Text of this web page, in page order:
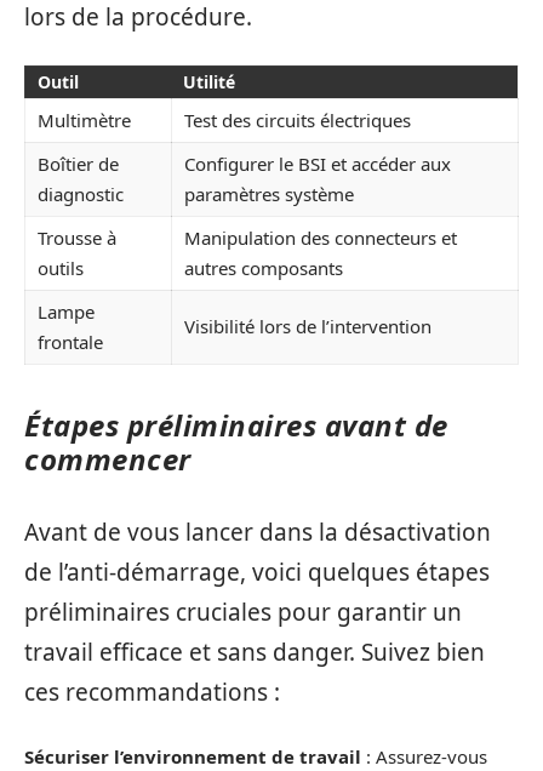
lors de la procédure.
Outil Utilité
Multimètre
Test des circuits électriques
Boîtier de
diagnostic
Configurer le BSI et accéder aux
paramètres système
Trousse à
outils
Manipulation des connecteurs et
autres composants
Lampe
frontale
Visibilité lors de l’intervention
Étapes préliminaires avant de
commencer
Avant de vous lancer dans la désactivation
de l’anti-démarrage, voici quelques étapes
préliminaires cruciales pour garantir un
travail efficace et sans danger. Suivez bien
ces recommandations :
Sécuriser l’environnement de travail : Assurez-vous